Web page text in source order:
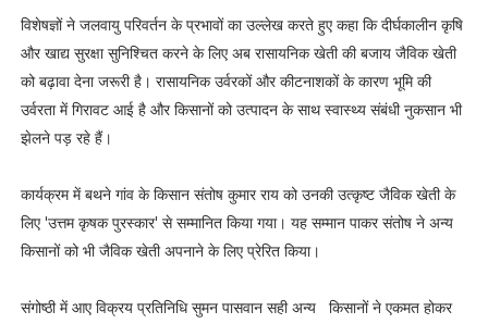
विशेषज्ञों ने जलवायु परिवर्तन के प्रभावों का उल्लेख करते हुए कहा कि दीर्घकालीन कृषि
और खाद्य सुरक्षा सुनिश्चित करने के लिए अब रासायनिक खेती की बजाय जैविक खेती
को बढ़ावा देना जरूरी है। रासायनिक उर्वरकों और कीटनाशकों के कारण भूमि की
उर्वरता में गिरावट आई है और किसानों को उत्पादन के साथ स्वास्थ्य संबंधी नुकसान भी
झेलने पड़ रहे हैं।
कार्यक्रम में बथने गांव के किसान संतोष कुमार राय को उनकी उत्कृष्ट जैविक खेती के
लिए 'उत्तम कृषक पुरस्कार' से सम्मानित किया गया। यह सम्मान पाकर संतोष ने अन्य
किसानों को भी जैविक खेती अपनाने के लिए प्रेरित किया।
संगोष्ठी में आए विक्रय प्रतिनिधि सुमन पासवान सही अन्य किसानों ने एकमत होकर